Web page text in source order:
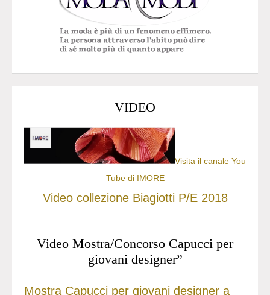
VIDEO
Visita il canale You
Tube di IMORE
Video collezione Biagiotti P/E 2018
Video Mostra/Concorso Capucci per
giovani designer”
Mostra Capucci per giovani designer a